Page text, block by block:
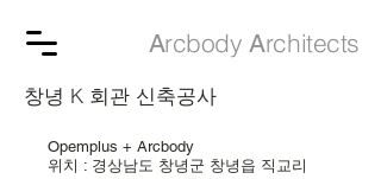
Arcbody Architects
창녕 K 회관 신축공사
Opemplus + Arcbody
위치 : 경상남도 창녕군 창녕읍 직교리